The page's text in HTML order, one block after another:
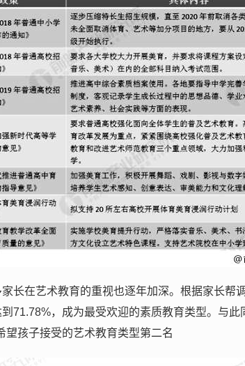
长在艺术教育的重视也逐年加深。根据家长帮
71.78%，成为最受欢迎的素质教育类型。与
孩子接受的艺术教育类型第二名